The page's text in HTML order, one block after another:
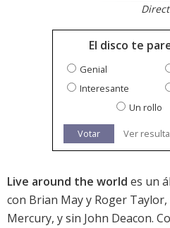
El disco te
Genial
Interesante
Un rollo
Votar Ver
Live around the world es un
con Brian May y Roger
Mercury, y sin John Deacon.